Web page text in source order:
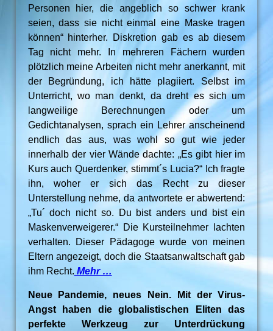
Personen hier, die angeblich so schwer krank
seien, dass sie nicht einmal eine Maske tragen
können“ hinterher. Diskretion gab es ab diesem
Tag nicht mehr. In mehreren Fächern wurden
plötzlich meine Arbeiten nicht mehr anerkannt, mit
der Begründung, ich hätte plagiiert. Selbst im
Unterricht, wo man denkt, da dreht es sich um
langweilige Berechnungen oder um
Gedichtanalysen, sprach ein Lehrer anscheinend
endlich das aus, was wohl so gut wie jeder
innerhalb der vier Wände dachte: „Es gibt hier im
Kurs auch Querdenker, stimmt´s Lucia?“ Ich fragte
ihn, woher er sich das Recht zu dieser
Unterstellung nehme, da antwortete er abwertend:
„Tu´ doch nicht so. Du bist anders und bist ein
Maskenverweigerer.“ Die Kursteilnehmer lachten
verhalten. Dieser Pädagoge wurde von meinen
Eltern angezeigt, doch die Staatsanwaltschaft gab
ihm Recht. Mehr …
Neue Pandemie, neues Nein. Mit der Virus-
Angst haben die globalistischen Eliten das
perfekte Werkzeug zur Unterdrückung